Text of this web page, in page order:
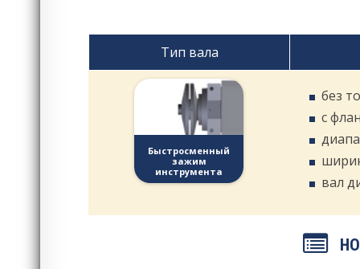
Тип вала
Быстросменный
зажим
инструмента
без
с
вал